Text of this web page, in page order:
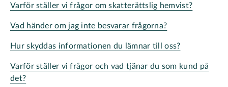
Varför ställer vi frågor om skatterättslig hemvist?
Vad händer om jag inte besvarar frågorna?
Hur skyddas informationen du lämnar till oss?
Varför ställer vi frågor och vad tjänar du som kund på
det?